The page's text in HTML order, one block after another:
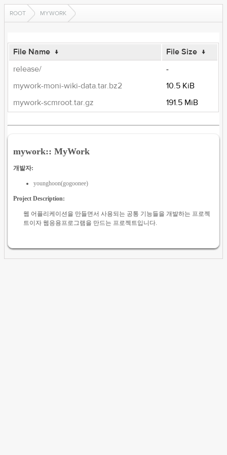
ROOT MYWORK
File Name ↓ File Size ↓
release/
-
mywork-moni-wiki-data.tar.bz2
10.5 KiB
mywork-scmroot.tar.gz
191.5 MiB
mywork:: MyWork
개발자:
younghoon(gogoonee)
Project Description:
웹 어플리케이션을 만들면서 사용되는 공통 기능들을 개발하는 프로젝
트이자 웹응용프로그램을 만드는 프로젝트입니다.